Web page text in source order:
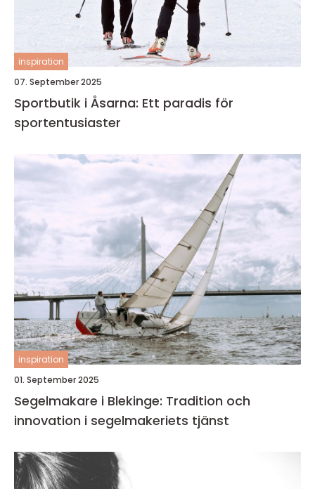
inspiration
07. September 2025
Sportbutik i Åsarna: Ett paradis för
sportentusiaster
inspiration
01. September 2025
Segelmakare i Blekinge: Tradition och
innovation i segelmakeriets tjänst